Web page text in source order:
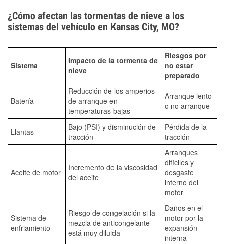
¿Cómo afectan las tormentas de nieve a los
sistemas del vehículo en Kansas City, MO?
Sistema
Impacto de la tormenta de
nieve
Riesgos por
no estar
preparado
Batería
Reducción de los amperios
de arranque en
temperaturas bajas
Arranque lento
o no arranque
Llantas
Bajo (PSI) y disminución de
tracción
Pérdida de la
tracción
Aceite de motor
Incremento de la viscosidad
del aceite
Arranques
difíciles y
desgaste
interno del
motor
Sistema de
enfriamiento
Riesgo de congelación si la
mezcla de anticongelante
está muy diluida
Daños en el
motor por la
expansión
interna